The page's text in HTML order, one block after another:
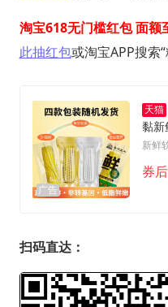
淘宝618无门槛红包 面额
此抽红包或淘宝APP搜索
广告
天猫
黏新
新鲜
券
扫码直达：